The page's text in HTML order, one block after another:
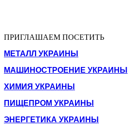
ПРИГЛАШАЕМ ПОСЕТИТЬ
МЕТАЛЛ УКРАИНЫ
МАШИНОСТРОЕНИЕ УКРАИНЫ
ХИМИЯ УКРАИНЫ
ПИЩЕПРОМ УКРАИНЫ
ЭНЕРГЕТИКА УКРАИНЫ